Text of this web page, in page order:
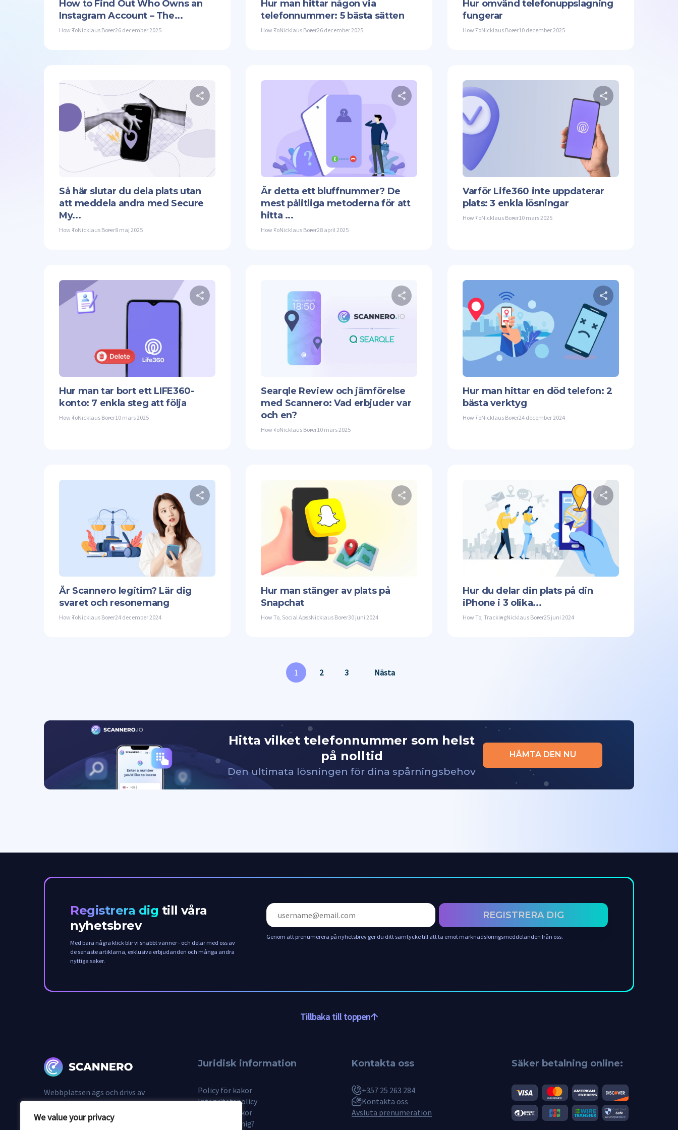
We value your privacy
How to Find Out Who Owns an
Instagram Account – The...
How ToNicklaus Borer26 december 2025
Hur man hittar någon via
telefonnummer: 5 bästa sätten
How ToNicklaus Borer26 december 2025
Hur omvänd telefonuppslagning
fungerar
How ToNicklaus Borer10 december 2025
Facebook Kopiera länk
Så här slutar du dela plats utan
att meddela andra med Secure
My...
How ToNicklaus Borer8 maj 2025
Dela denna artikel
Facebook
Är detta ett bluffnummer? De
mest pålitliga metoderna för att
hitta ...
How ToNicklaus Borer28 april 2025
Varför Life360 inte uppdaterar
plats: 3 enkla lösningar
How ToNicklaus Borer10 mars 2025
Dela denna artikel
Kopiera länk
Hur man tar bort ett LIFE360-
konto: 7 enkla steg att följa
How ToNicklaus Borer10 mars 2025
Dela denna artikel
Facebook Kopiera länk
Searqle Review och jämförelse
med Scannero: Vad erbjuder var
och en?
How ToNicklaus Borer10 mars 2025
Hur man hittar en död telefon: 2
bästa verktyg
How ToNicklaus Borer24 december 2024
Dela denna artikel
Kopiera länk
Är Scannero legitim? Lär dig
svaret och resonemang
How ToNicklaus Borer24 december 2024
Dela denna artikel
Facebook Kopiera länk
Hur man stänger av plats på
Snapchat
How To, Social AppsNicklaus Borer30 juni 2024
Hur du delar din plats på din
iPhone i 3 olika...
How To, TrackingNicklaus Borer25 juni 2024
1 2 3 Nästa
Hitta vilket telefonnummer som helst
på nolltid
Den ultimata lösningen för dina spårningsbehov
HÄMTA DEN NU
Registrera dig till våra
nyhetsbrev
Med bara några klick blir vi snabbt vänner - och delar med oss av
de senaste artiklarna, exklusiva erbjudanden och många andra
nyttiga saker.
REGISTRERA DIG
Genom att prenumerera på nyhetsbrev ger du ditt samtycke till att ta emot marknadsföringsmeddelanden från oss.
Tillbaka till toppen
Webbplatsen ägs och drivs av
AVIWELL LIMITED, HE 432943,
Archaias Lidras 7, 2200, Geri Nicosia,
Juridisk information
Policy för kakor
Integritetspolicy
Användarvillkor
Vem ringde mig?
Kontakta oss
+357 25 263 284
Kontakta oss
Avsluta prenumeration
Säker betalning online: